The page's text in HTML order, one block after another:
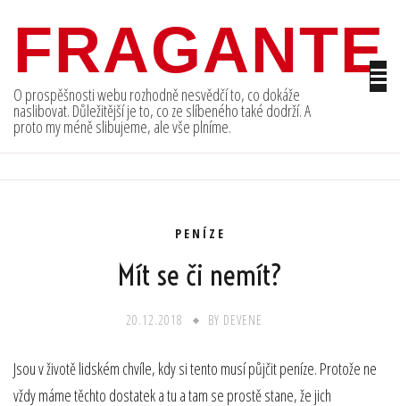
contentFRAGANTE
O prospěšnosti webu rozhodně nesvědčí to, co dokáže
naslibovat. Důležitější je to, co ze slíbeného také dodrží. A
proto my méně slibujeme, ale vše plníme.
PENÍZE
Mít se či nemít?
20.12.2018 BY DEVENE
Jsou v životě lidském chvíle, kdy si tento musí půjčit peníze. Protože ne
vždy máme těchto dostatek a tu a tam se prostě stane, že jich